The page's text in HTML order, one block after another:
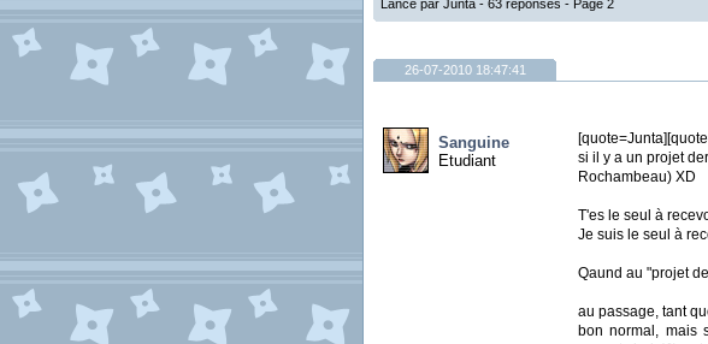
Lancé par Junta - 63 réponses - Page 2
26-07-2010 18:47:41
Sanguine
Etudiant
si il y a un projet
Rochambeau) XD
T'es le seul à
Je suis le seul à
Qaund au "projet
au passage, tant
bon normal, mais